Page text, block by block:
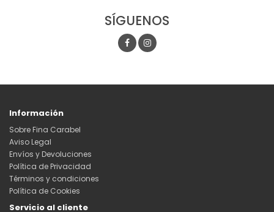
SÍGUENOS
Información
Sobre Fina Carabel
Aviso Legal
Envíos y Devoluciones
Política de Privacidad
Términos y condiciones
Política de Cookies
Servicio al cliente